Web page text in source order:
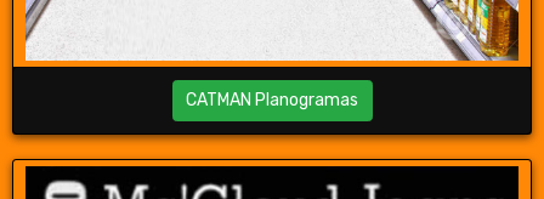
CATMAN Planogramas